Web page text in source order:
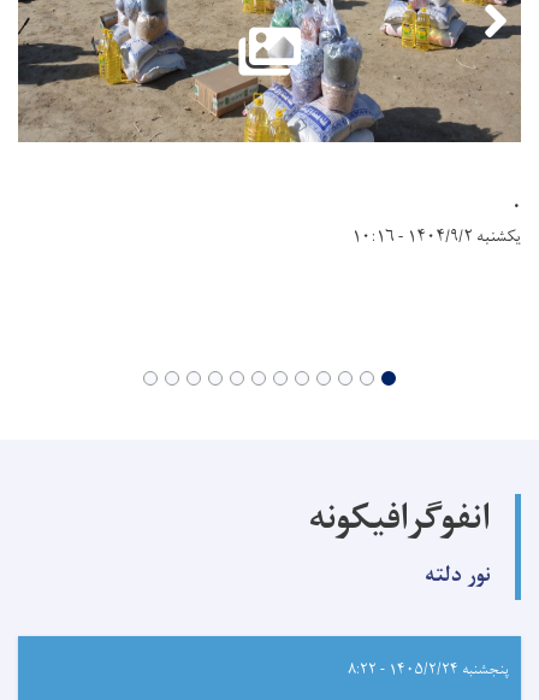
.
یکشنبه ۱۴۰۴/۹/۲ - ۱۰:۱۶
انفوگرافیکونه
نور دلته
پنجشنبه ۱۴۰۵/۲/۲۴ - ۸:۲۲